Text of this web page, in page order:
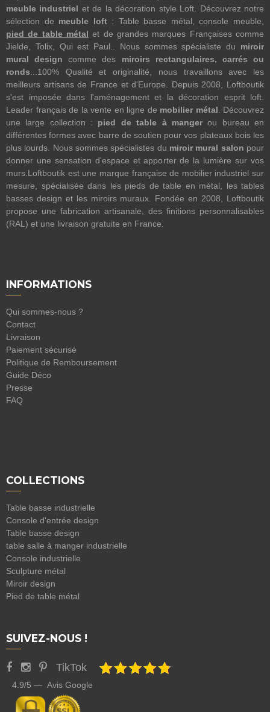
meuble industriel et de la décoration style Loft. Découvrez notre
sélection de meuble loft: Table basse métal, console meuble,
pied de table métal et de grandes marques Françaises comme
Jielde, Tolix, Qui est Paul.. Nous sommes spécialiste du miroir
mural design comme des miroirs rectangulaires, carrés ou
ronds ...100% Qualité et originalité, nous travaillons avec les
meilleurs artisans de France et d'Europe. Depuis 2008, Loftboutik
s'est imposée dans l'aménagement et la décoration esprit loft.
Leader français de la vente en ligne de mobilier métal . Découvrez
une large collection : pied de table à mangerou bureau en
différentes formes avec barre de soutien pour vos plateaux bois les
plus lourds. Nous sommes spécialistes du miroir mural salon pour
donner une sensation d'espace et apporter de la lumière sur vos
murs.Loftboutik est une marque française de mobilier industriel sur
mesure, spécialisée dans les pieds de table en métal, les tables
basses design et les miroirs muraux. Fondée en 2008, Loftboutik
propose une fabrication artisanale, des finitions personnalisables
(RAL) et une livraison gratuite en France.
INFORMATIONS
Qui sommes-nous ?
Contact
Livraison
Paiement sécurisé
Politique de Remboursement
Guide Déco
Presse
FAQ
COLLECTIONS
Table basse industrielle
Console d'entrée design
Table basse design
table salle à manger industrielle
Console industrielle
Sculpture métal
Miroir design
Pied de table métal
SUIVEZ-NOUS !
TikTok
4.9/5 — Avis Google